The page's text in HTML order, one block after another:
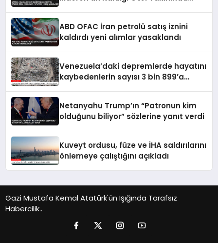
ABD OFAC İran petrolü satış iznini
kaldırdı yeni alımlar yasaklandı
Venezuela’daki depremlerde hayatını
kaybedenlerin sayısı 3 bin 899’a
Netanyahu Trump’ın “Patronun kim
olduğunu biliyor” sözlerine yanıt verdi
Kuveyt ordusu, füze ve İHA saldırılarını
önlemeye çalıştığını açıkladı
Gazi Mustafa Kemal Atatürk'ün Işığında Tarafsız
Habercilik..